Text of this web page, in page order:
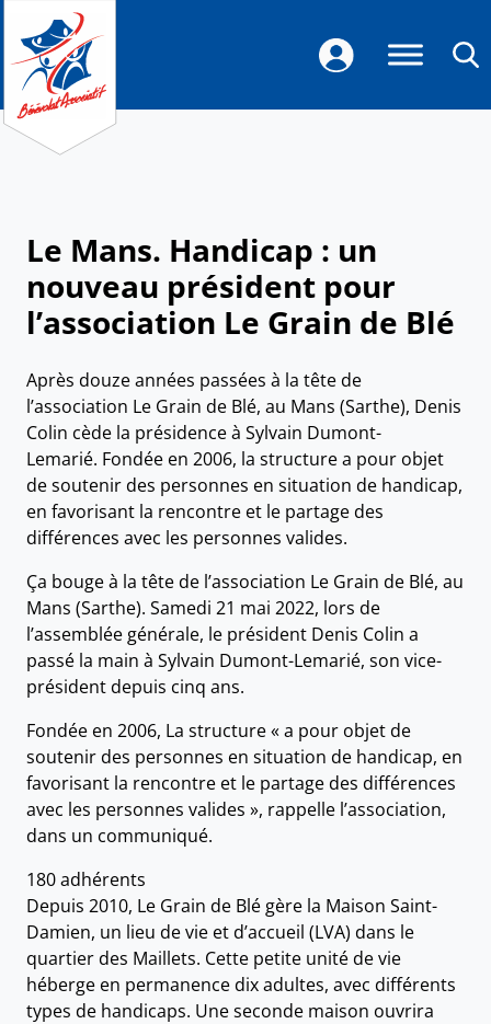
Le Mans. Handicap : un
nouveau président pour
l’association Le Grain de Blé
Après douze années passées à la tête de
l’association Le Grain de Blé, au Mans (Sarthe), Denis
Colin cède la présidence à Sylvain Dumont-
Lemarié. Fondée en 2006, la structure a pour objet
de soutenir des personnes en situation de handicap,
en favorisant la rencontre et le partage des
différences avec les personnes valides.
Ça bouge à la tête de l’association Le Grain de Blé, au
Mans (Sarthe). Samedi 21 mai 2022, lors de
l’assemblée générale, le président Denis Colin a
passé la main à Sylvain Dumont-Lemarié, son vice-
président depuis cinq ans.
Fondée en 2006, La structure « a pour objet de
soutenir des personnes en situation de handicap, en
favorisant la rencontre et le partage des différences
avec les personnes valides », rappelle l’association,
dans un communiqué.
180 adhérents
Depuis 2010, Le Grain de Blé gère la Maison Saint-
Damien, un lieu de vie et d’accueil (LVA) dans le
quartier des Maillets. Cette petite unité de vie
héberge en permanence dix adultes, avec différents
types de handicaps. Une seconde maison ouvrira